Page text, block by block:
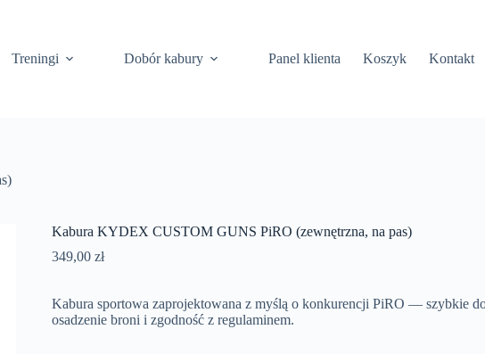
Treningi Dobór kabury Panel klienta Koszyk Kontakt
Kabura KYDEX CUSTOM GUNS PiRO (zewnętrzna, na pas)
349,00 zł
Kabura sportowa zaprojektowana z myślą o konkurencji PiRO — szybkie
osadzenie broni i zgodność z regulaminem.